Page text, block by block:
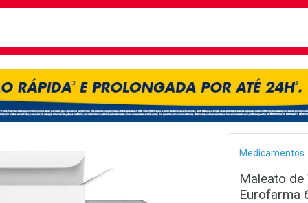
Medicamentos
Maleato
Eurofarma